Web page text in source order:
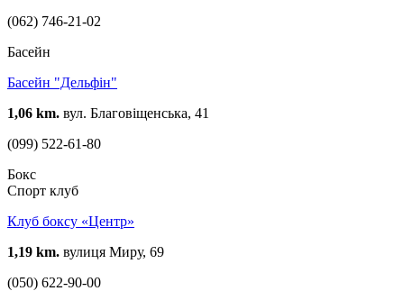
(062) 746-21-02
Басейн
Басейн "Дельфін"
1,06 km. вул. Благовіщенська, 41
(099) 522-61-80
Бокс
Спорт клуб
Клуб боксу «Центр»
1,19 km. вулиця Миру, 69
(050) 622-90-00